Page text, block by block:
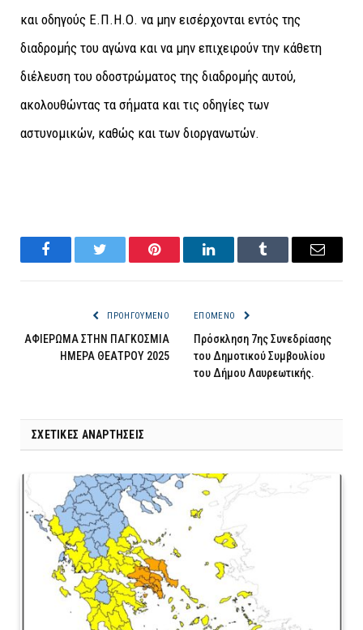
και οδηγούς Ε.Π.Η.Ο. να μην εισέρχονται εντός της
διαδρομής του αγώνα και να μην επιχειρούν την κάθετη
διέλευση του οδοστρώματος της διαδρομής αυτού,
ακολουθώντας τα σήματα και τις οδηγίες των
αστυνομικών, καθώς και των διοργανωτών.
FacebookTwitter Pinterest LinkedInTumblr Email
ΠΡΟΗΓΟΎΜΕΝΟ
ΑΦΙΕΡΩΜΑ ΣΤΗΝ ΠΑΓΚΟΣΜΙΑ
ΗΜΕΡΑ ΘΕΑΤΡΟΥ 2025
ΕΠΌΜΕΝΟ
Πρόσκληση 7ης Συνεδρίασης
του Δημοτικού Συμβουλίου
του Δήμου Λαυρεωτικής.
ΣΧΕΤΙΚΈΣ ΑΝΑΡΤΉΣΕΙΣ